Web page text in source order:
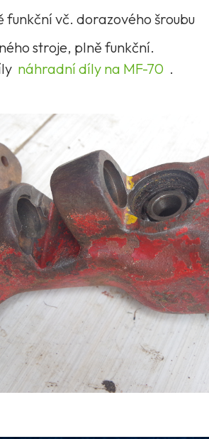
funkční vč. dorazového šroubu
stroje, plně funkční.
náhradní díly na MF-70 .